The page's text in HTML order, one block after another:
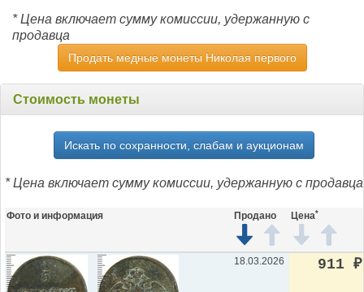
* Цена включает сумму комиссии, удержанную с
продавца
Продать медные монеты Николая первого
Стоимость монеты
Искать по сохранности, слабам и аукционам
* Цена включает сумму комиссии, удержанную с продавца
Фото и информация Продано Цена*
18.03.2026 911 ₽